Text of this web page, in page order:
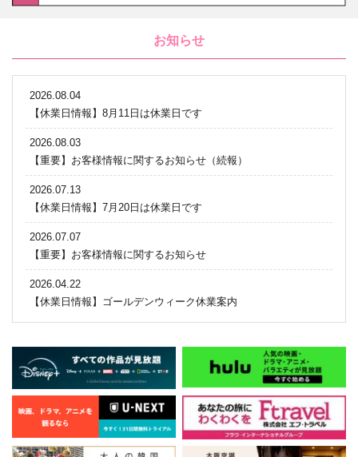
お知らせ
2026.08.04
【休業日情報】8月11日は休業日です
2026.08.03
【重要】お客様情報に関するお知らせ（続報）
2026.07.13
【休業日情報】7月20日は休業日です
2026.07.07
【重要】お客様情報に関するお知らせ
2026.04.22
【休業日情報】ゴールデンウィーク休業案内